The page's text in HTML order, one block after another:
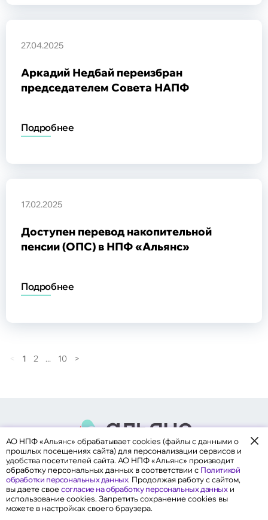
27.04.2025
Аркадий Недбай переизбран
председателем Совета НАПФ
Подробнее
17.02.2025
Доступен перевод накопительной
пенсии (ОПС) в НПФ «Альянс»
Подробнее
< 1 2 ... 10 >
АО НПФ "Альянс" © 2015-2026. Лицензия № 415 от 16 апреля 2004 года.
Cайт зарегистрирован как СМИ (сетевое издание). ЭЛ № ФС77-62123 от
19 июня 2015 года.
АО НПФ «Альянс» обрабатывает cookies (файлы с данными о
прошлых посещениях сайта) для персонализации сервисов и
удобства посетителей сайта. АО НПФ «Альянс» производит
обработку персональных данных в соответствии с Политикой
обработки персональных данных. Продолжая работу с сайтом,
вы даете своесогласие на обработку персональных данныхи
использование cookies. Запретить сохранение cookies вы
можете в настройках своего браузера.